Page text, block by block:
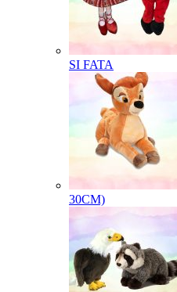
SI FATA
30CM)